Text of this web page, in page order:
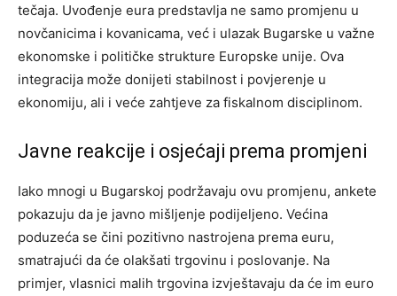
tečaja. Uvođenje eura predstavlja ne samo promjenu u
novčanicima i kovanicama, već i ulazak Bugarske u važne
ekonomske i političke strukture Europske unije. Ova
integracija može donijeti stabilnost i povjerenje u
ekonomiju, ali i veće zahtjeve za fiskalnom disciplinom.
Javne reakcije i osjećaji prema promjeni
Iako mnogi u Bugarskoj podržavaju ovu promjenu, ankete
pokazuju da je javno mišljenje podijeljeno. Većina
poduzeća se čini pozitivno nastrojena prema euru,
smatrajući da će olakšati trgovinu i poslovanje. Na
primjer, vlasnici malih trgovina izvještavaju da će im euro